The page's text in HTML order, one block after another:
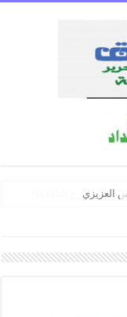
وبصمةُ وطن
العزيزي